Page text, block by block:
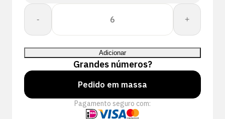
-
Quantidade
OXXA®
E-
Nature-
Thermo
Cut
D
+
Adicionar
Grandes números?
Pedido em massa
Pagamento seguro com: